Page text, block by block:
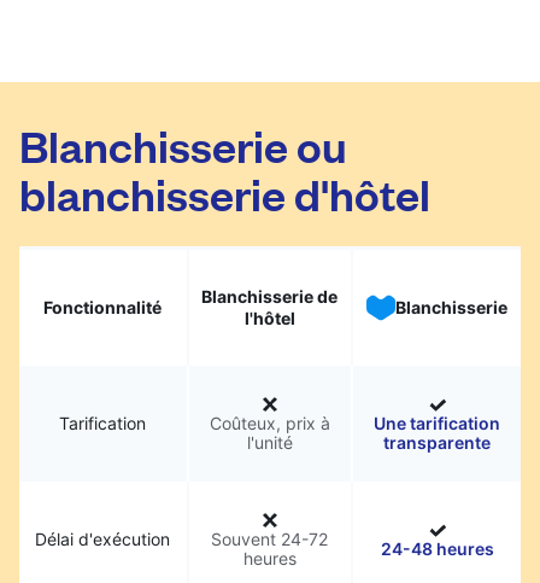
Blanchisserie ou
blanchisserie d'hôtel
Fonctionnalité
Blanchisserie de
l'hôtel
Blanchisserie
Tarification
Coûteux, prix à
l'unité
Une tarification
transparente
Délai d'exécution
Souvent 24-72
heures
24-48 heures